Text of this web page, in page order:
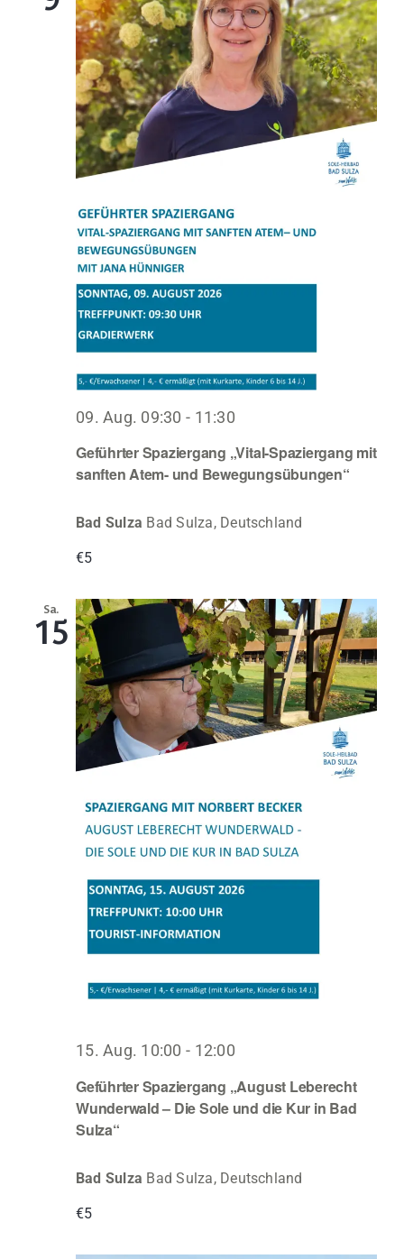
Geführter Spaziergang „Vital-Spaziergang mit
sanften Atem- und Bewegungsübungen“
09. Aug. 09:30 - 11:30
Bad Sulza Bad Sulza, Deutschland
€5
Sa.
15
Geführter Spaziergang „August Leberecht
Wunderwald – Die Sole und die Kur in Bad
Sulza“
15. Aug. 10:00 - 12:00
Bad Sulza Bad Sulza, Deutschland
€5